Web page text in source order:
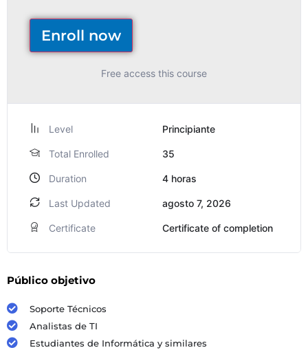
Enroll now
Free access this course
Level Principiante
Total Enrolled 35
Duration 4 horas
Last Updated agosto 7, 2026
Certificate Certificate of completion
Público objetivo
Soporte Técnicos
Analistas de TI
Estudiantes de Informática y similares